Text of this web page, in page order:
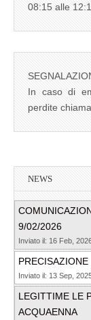
08:15 alle
In caso di
perdite
NEWS
9/02/2026
Inviato il: 16 Feb,
PRECISAZIONE
Inviato il: 13 Sep,
LEGITTIME LE
ACQUAENNA